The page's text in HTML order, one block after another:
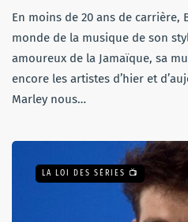
En moins de 20 ans de carrière,
monde de la musique de son
amoureux de la Jamaïque, sa
encore les artistes d’hier et
Marley nous…
LA LOI DES SÉRIES 📺